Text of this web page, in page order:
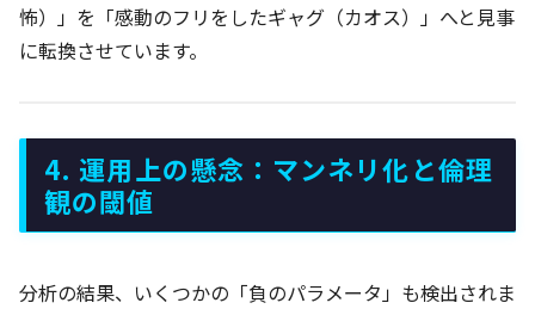
怖）」を「感動のフリをしたギャグ（カオス）」へと見事
に転換させています。
4. 運用上の懸念：マンネリ化と倫理
観の閾値
分析の結果、いくつかの「負のパラメータ」も検出されま